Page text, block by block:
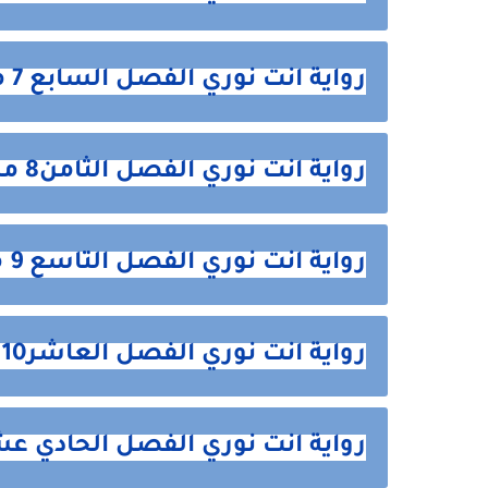
رواية انت نوري الفصل السابع 7 من هنا
رواية انت نوري الفصل الثامن8 من هنا
رواية انت نوري الفصل التاسع 9 من هنا
رواية انت نوري الفصل العاشر10 من هنا
رواية انت نوري الفصل الحادي عشر 11